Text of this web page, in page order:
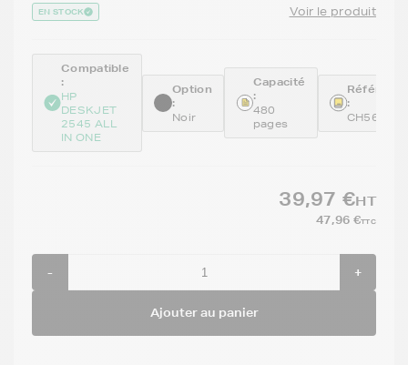
EN STOCK Voir le produit
Compatible
:
HP
DESKJET
2545 ALL
IN ONE
Option
:
Noir
Capacité
:
480
pages
:
CH563EE
39,97 €HT
47,96 €TTC
- +
Ajouter au panier